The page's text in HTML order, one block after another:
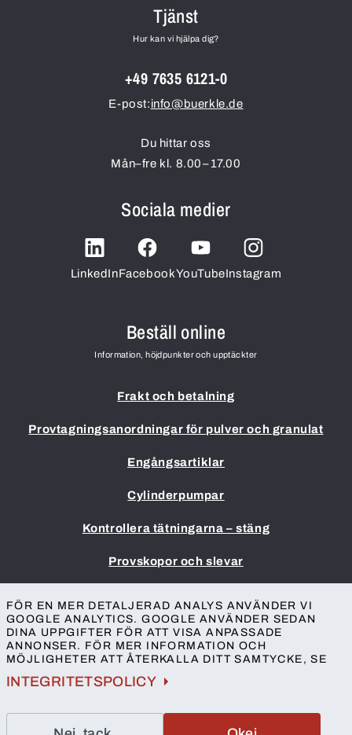
Tjänst
Hur kan vi hjälpa dig?
+49 7635 6121-0
E-post:info@buerkle.de
Du hittar oss
Mån–fre kl. 8.00–17.00
Sociala medier
LinkedInFacebookYouTubeInstagram
Beställ online
Information, höjdpunkter och upptäckter
Frakt och betalning
Provtagningsanordningar för pulver och granulat
Engångsartiklar
Cylinderpumpar
Kontrollera tätningarna – stäng
Provskopor och slevar
Allmänna villkor
Skydd av personuppgifter
Tillgänglighet
Kontakt
FÖR EN MER DETALJERAD ANALYS ANVÄNDER VI
GOOGLE ANALYTICS. GOOGLE ANVÄNDER SEDAN
DINA UPPGIFTER FÖR ATT VISA ANPASSADE
ANNONSER. FÖR MER INFORMATION OCH
MÖJLIGHETER ATT ÅTERKALLA DITT SAMTYCKE, SE
INTEGRITETSPOLICY